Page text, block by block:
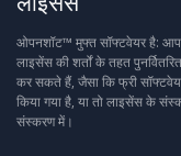
ओपनशॉट™ मुफ्त सॉफ्टवेयर है:
लाइसेंस की शर्तों के तहत
कर सकते हैं, जैसा कि फ्री
किया गया है, या तो लाइसेंस के
संस्करण में।